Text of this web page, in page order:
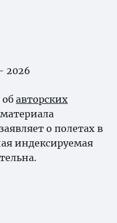
2026
авторских
о полетах в
индексируемая